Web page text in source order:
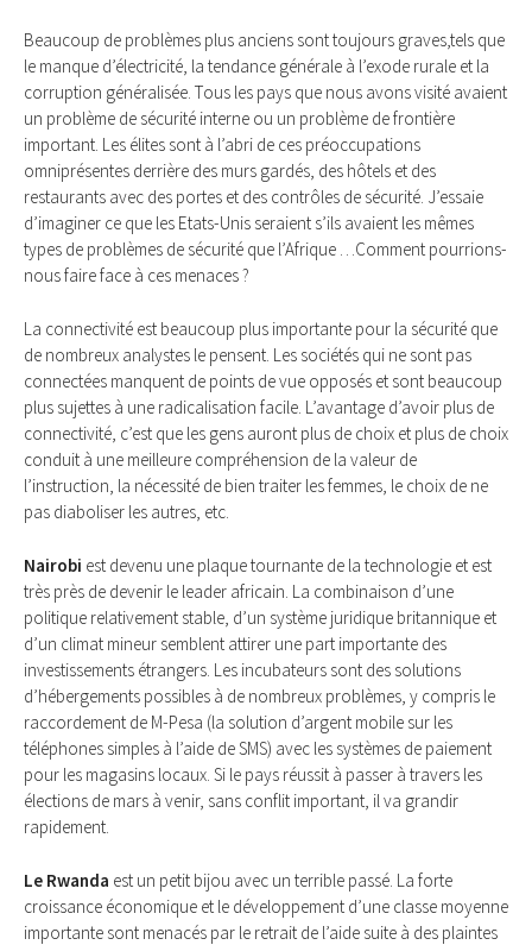
Beaucoup de problèmes plus anciens sont toujours graves,tels que
le manque d’électricité, la tendance générale à l’exode rurale et la
corruption généralisée. Tous les pays que nous avons visité avaient
un problème de sécurité interne ou un problème de frontière
important. Les élites sont à l’abri de ces préoccupations
omniprésentes derrière des murs gardés, des hôtels et des
restaurants avec des portes et des contrôles de sécurité. J’essaie
d’imaginer ce que les Etats-Unis seraient s’ils avaient les mêmes
types de problèmes de sécurité que l’Afrique …Comment pourrions-
nous faire face à ces menaces ?
La connectivité est beaucoup plus importante pour la sécurité que
de nombreux analystes le pensent. Les sociétés qui ne sont pas
connectées manquent de points de vue opposés et sont beaucoup
plus sujettes à une radicalisation facile. L’avantage d’avoir plus de
connectivité, c’est que les gens auront plus de choix et plus de choix
conduit à une meilleure compréhension de la valeur de
l’instruction, la nécessité de bien traiter les femmes, le choix de ne
pas diaboliser les autres, etc.
Nairobi est devenu une plaque tournante de la technologie et est
très près de devenir le leader africain. La combinaison d’une
politique relativement stable, d’un système juridique britannique et
d’un climat mineur semblent attirer une part importante des
investissements étrangers. Les incubateurs sont des solutions
d’hébergements possibles à de nombreux problèmes, y compris le
raccordement de M-Pesa (la solution d’argent mobile sur les
téléphones simples à l’aide de SMS) avec les systèmes de paiement
pour les magasins locaux. Si le pays réussit à passer à travers les
élections de mars à venir, sans conflit important, il va grandir
rapidement.
Le Rwanda est un petit bijou avec un terrible passé. La forte
croissance économique et le développement d’une classe moyenne
importante sont menacés par le retrait de l’aide suite à des plaintes